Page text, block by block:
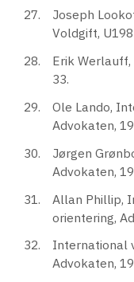
Joseph
Voldgift,
Erik
33.
Ole Lando,
Advokaten,
Jørgen
Advokaten,
Allan Phillip,
orientering,
International
Advokaten,